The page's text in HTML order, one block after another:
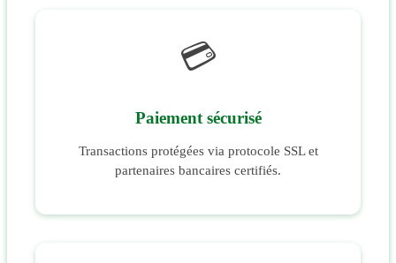
💳
Paiement sécurisé
Transactions protégées via protocole SSL et
partenaires bancaires certifiés.